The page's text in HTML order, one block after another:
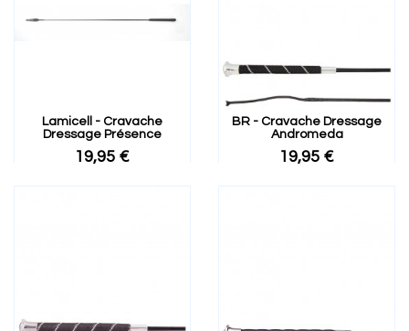
Lamicell - Cravache
Dressage Présence
19,95 €
BR - Cravache Dressage
Andromeda
19,95 €